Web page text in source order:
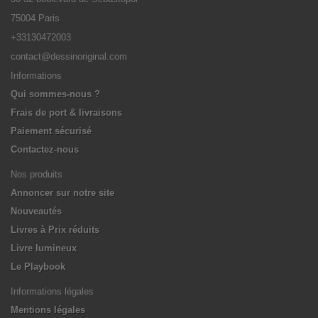
75004 Paris
+33130472003
contact@dessinoriginal.com
Informations
Qui sommes-nous ?
Frais de port & livraisons
Paiement sécurisé
Contactez-nous
Nos produits
Annoncer sur notre site
Nouveautés
Livres à Prix réduits
Livre lumineux
Le Playbook
Informations légales
Mentions légales